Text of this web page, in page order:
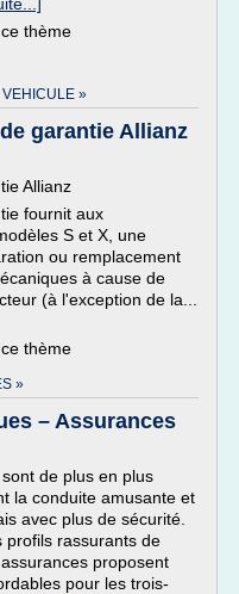
thème
»
garantie Allianz
Allianz
fournit aux
S et X, une
ou remplacement
à cause de
(à l'exception de la...
thème
»
– Assurances
de plus en plus
la conduite amusante et
avec plus de sécurité.
profils rassurants de
proposent
pour les trois-